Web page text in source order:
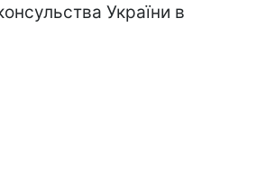
України в